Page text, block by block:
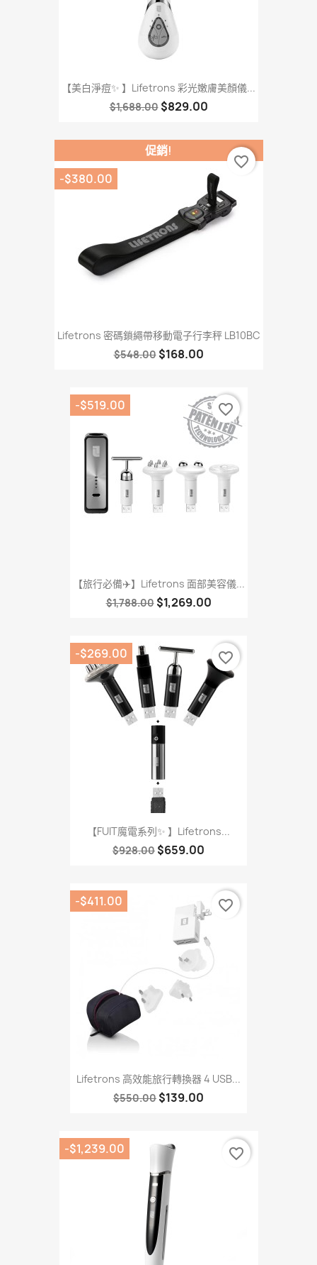
【美白淨痘✨ 】Lifetrons 彩光嫩膚美顏儀...
$1,688.00 $829.00
Lifetrons 密碼鎖繩帶移動電子行李秤 LB10BC
$548.00 $168.00
促銷!
-$380.00
favorite_border
【旅行必備✈️】Lifetrons 面部美容儀...
$1,788.00 $1,269.00
-$519.00 favorite_border
【FUIT魔電系列✨ 】Lifetrons...
$928.00 $659.00
-$269.00 favorite_border
Lifetrons 高效能旅行轉換器 4 USB...
$550.00 $139.00
-$411.00 favorite_border
-$1,239.00 favorite_border